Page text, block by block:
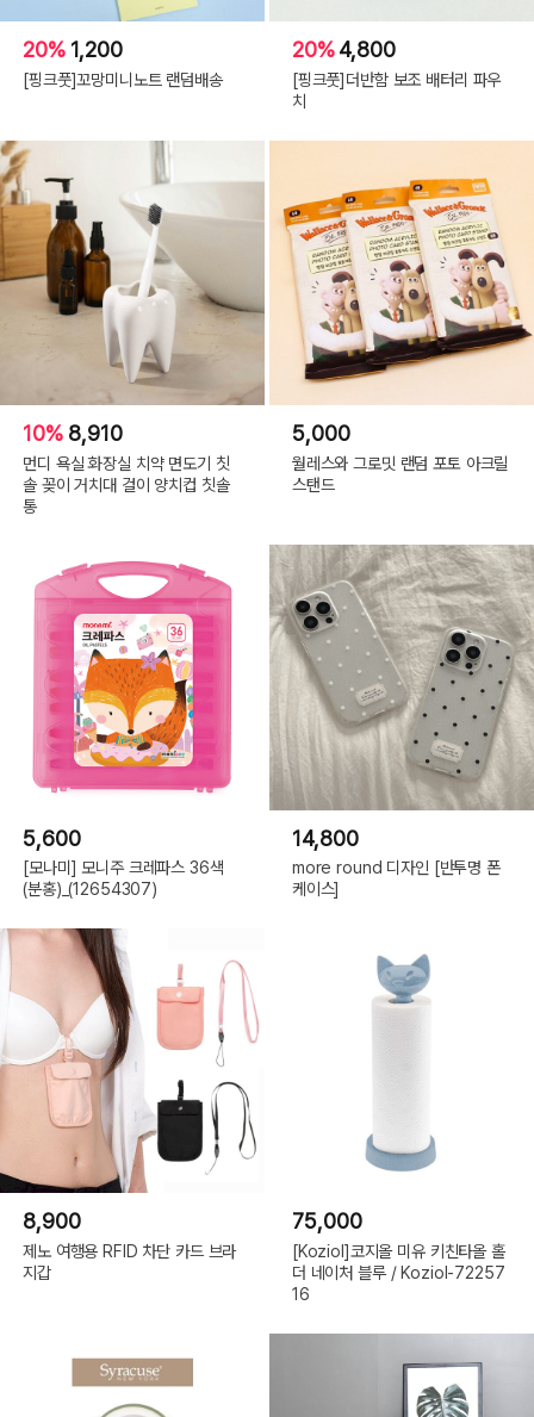
20% 1,200
[핑크풋]꼬망미니노트 랜덤배송
20%4,800
[핑크풋]더반함 보조 배터리 파우
치
10% 8,910
먼디 욕실 화장실 치약 면도기 칫
솔 꽂이 거치대 걸이 양치컵 칫솔
통
5,000
월레스와 그로밋 랜덤 포토 아크릴
스탠드
5,600
[모나미] 모니주 크레파스 36색
(분홍)_(12654307)
14,800
more round 디자인 [반투명 폰
케이스]
8,900
제노 여행용 RFID 차단 카드 브라
지갑
75,000
[Koziol]코지올 미유 키친타올 홀
더 네이처 블루 / Koziol-72257
16